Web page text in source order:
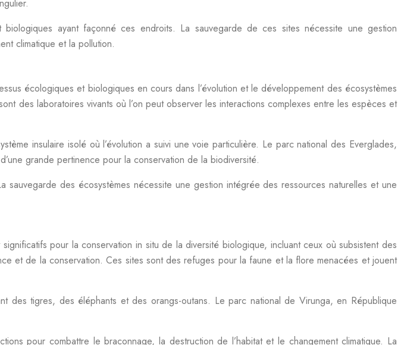
ayant façonné ces endroits. La sauvegarde de ces sites nécessite une gestion
climatique et la pollution.
écologiques et biologiques en cours dans l’évolution et le développement des écosystèmes
des laboratoires vivants où l’on peut observer les interactions complexes entre les espèces et
insulaire isolé où l’évolution a suivi une voie particulière. Le parc national des Everglades,
grande pertinence pour la conservation de la biodiversité.
des écosystèmes nécessite une gestion intégrée des ressources naturelles et une
pour la conservation in situ de la diversité biologique, incluant ceux où subsistent des
et de la conservation. Ces sites sont des refuges pour la faune et la flore menacées et jouent
des tigres, des éléphants et des orangs-outans. Le parc national de Virunga, en République
pour combattre le braconnage, la destruction de l’habitat et le changement climatique. La